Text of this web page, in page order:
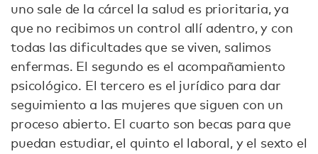
uno sale de la cárcel la salud es prioritaria, ya
que no recibimos un control allí adentro, y con
todas las dificultades que se viven, salimos
enfermas. El segundo es el acompañamiento
psicológico. El tercero es el jurídico para dar
seguimiento a las mujeres que siguen con un
proceso abierto. El cuarto son becas para que
puedan estudiar, el quinto el laboral, y el sexto el